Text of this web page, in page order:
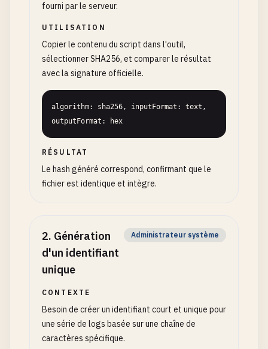
fourni par le serveur.
UTILISATION
Copier le contenu du script dans l'outil,
sélectionner SHA256, et comparer le résultat
avec la signature officielle.
algorithm: sha256, inputFormat: text,
outputFormat: hex
RÉSULTAT
Le hash généré correspond, confirmant que le
fichier est identique et intègre.
2. Génération
d'un identifiant
unique
Administrateur système
CONTEXTE
Besoin de créer un identifiant court et unique pour
une série de logs basée sur une chaîne de
caractères spécifique.